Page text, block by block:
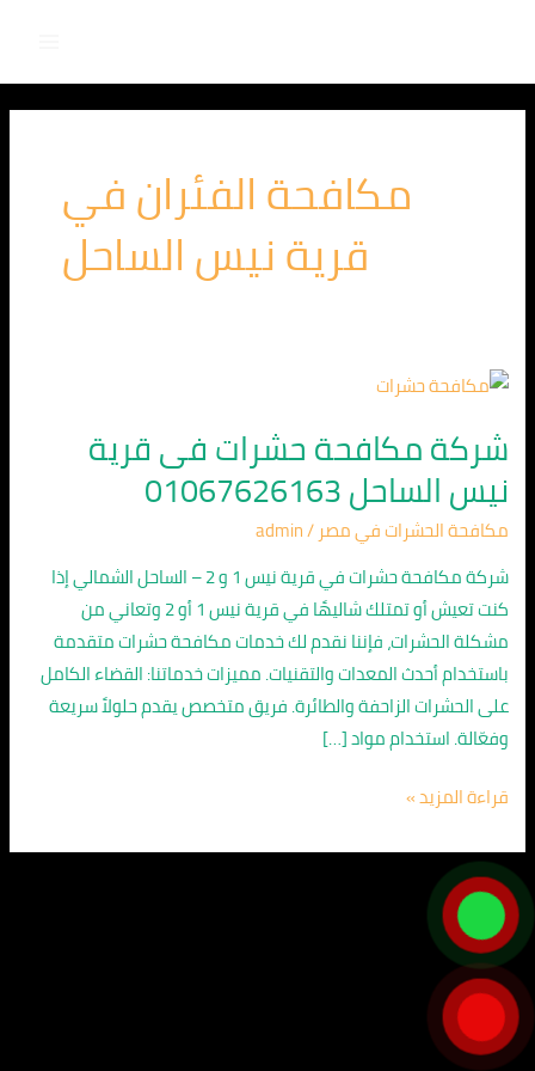
المحتوى
مكافحة الفئران في
قرية نيس الساحل
شركة مكافحة حشرات فى قرية
نيس الساحل 01067626163
مكافحة الحشرات في مصر/
admin
شركة مكافحة حشرات في قرية نيس 1 و 2 – الساحل الشمالي إذا
كنت تعيش أو تمتلك شاليهًا في قرية نيس 1 أو 2 وتعاني من
مشكلة الحشرات، فإننا نقدم لك خدمات مكافحة حشرات متقدمة
باستخدام أحدث المعدات والتقنيات. مميزات خدماتنا: القضاء الكامل
على الحشرات الزاحفة والطائرة. فريق متخصص يقدم حلولاً سريعة
وفعّالة. استخدام مواد […]
شركة
حشرات
فى
قرية
نيس
الساحل
01067626163
قراءة المزيد »